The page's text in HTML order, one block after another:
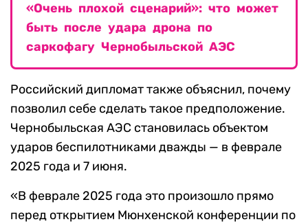
«Очень плохой сценарий»: что может
быть после удара дрона по
саркофагу Чернобыльской АЭС
Российский дипломат также объяснил, почему
позволил себе сделать такое предположение.
Чернобыльская АЭС становилась объектом
ударов беспилотниками дважды — в феврале
2025 года и 7 июня.
«В феврале 2025 года это произошло прямо
перед открытием Мюнхенской конференции по